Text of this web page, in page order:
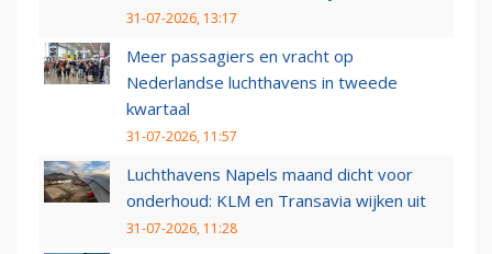
31-07-2026, 13:17
Meer passagiers en vracht op
Nederlandse luchthavens in tweede
kwartaal
31-07-2026, 11:57
Luchthavens Napels maand dicht voor
onderhoud: KLM en Transavia wijken uit
31-07-2026, 11:28